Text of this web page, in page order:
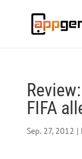
FIFA
Sep. 27, 2012 |